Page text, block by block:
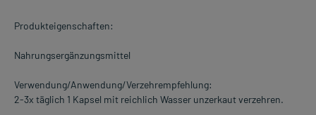
Produkteigenschaften:
Nahrungsergänzungsmittel
Verwendung/Anwendung/Verzehrempfehlung:
2-3x täglich 1 Kapsel mit reichlich Wasser unzerkaut verzehren.